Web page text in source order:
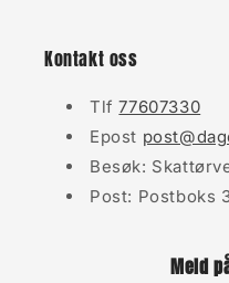
Kontakt oss
Tlf77607330
Epost
Besøk:
Post: Postboks
Meld